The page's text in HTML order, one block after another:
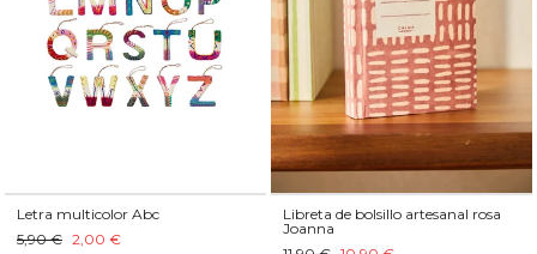
Letra multicolor Abc
5,90 € 2,00 €
Libreta de bolsillo artesanal rosa
Joanna